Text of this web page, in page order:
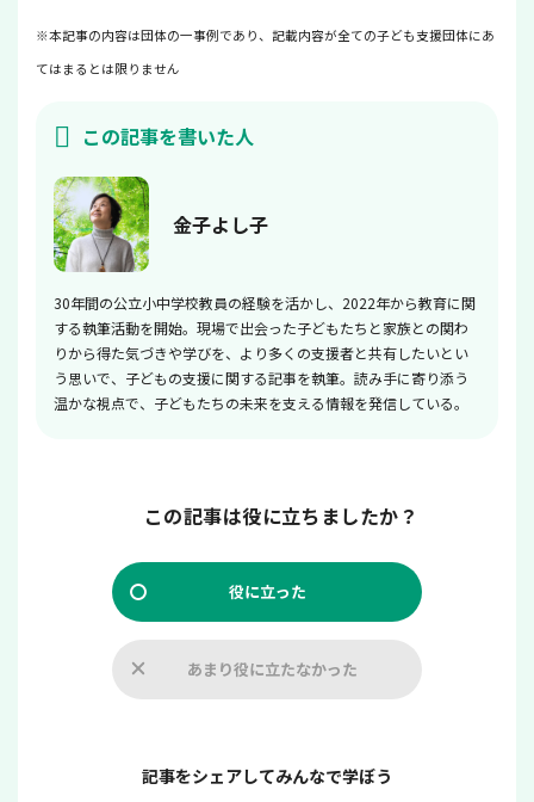
※本記事の内容は団体の一事例であり、記載内容が全ての子ども支援団体にあ
てはまるとは限りません
この記事を書いた人
金子よし子
30年間の公立小中学校教員の経験を活かし、2022年から教育に関
する執筆活動を開始。現場で出会った子どもたちと家族との関わ
りから得た気づきや学びを、より多くの支援者と共有したいとい
う思いで、子どもの支援に関する記事を執筆。読み手に寄り添う
温かな視点で、子どもたちの未来を支える情報を発信している。
この記事は役に立ちましたか？
役に立った
あまり役に立たなかった
記事をシェアしてみんなで学ぼう